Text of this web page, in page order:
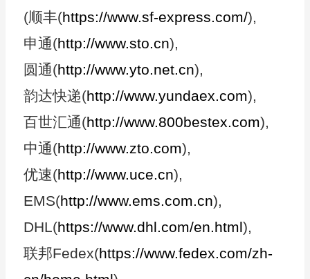
(顺丰(https://www.sf-express.com/),
申通(http://www.sto.cn),
圆通(http://www.yto.net.cn),
韵达快递(http://www.yundaex.com),
百世汇通(http://www.800bestex.com),
中通(http://www.zto.com),
优速(http://www.uce.cn),
EMS(http://www.ems.com.cn),
DHL(https://www.dhl.com/en.html),
联邦Fedex(https://www.fedex.com/zh-